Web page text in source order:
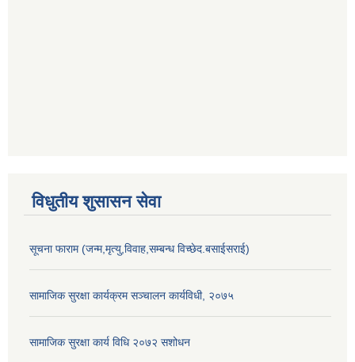
विधुतीय शुसासन सेवा
सूचना फाराम (जन्म,मृत्यु,विवाह,सम्बन्ध विच्छेद.बसाईसराई)
सामाजिक सुरक्षा कार्यक्रम सञ्चालन कार्यविधी, २०७५
सामाजिक सुरक्षा कार्य विधि २०७२ स‌शोधन